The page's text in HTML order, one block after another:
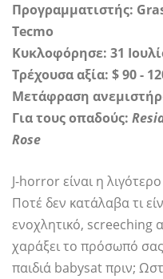
Προγραμματιστής:
Tecmo
Κυκλοφόρησε: 31
Τρέχουσα αξία: $ 90 -
Μετάφραση
Για τους οπαδούς:
Rose
J-horror είναι η
Ποτέ δεν κατάλαβα τι
ενοχλητικό, screeching
χαράξει το πρόσωπό
παιδιά babysat πριν;